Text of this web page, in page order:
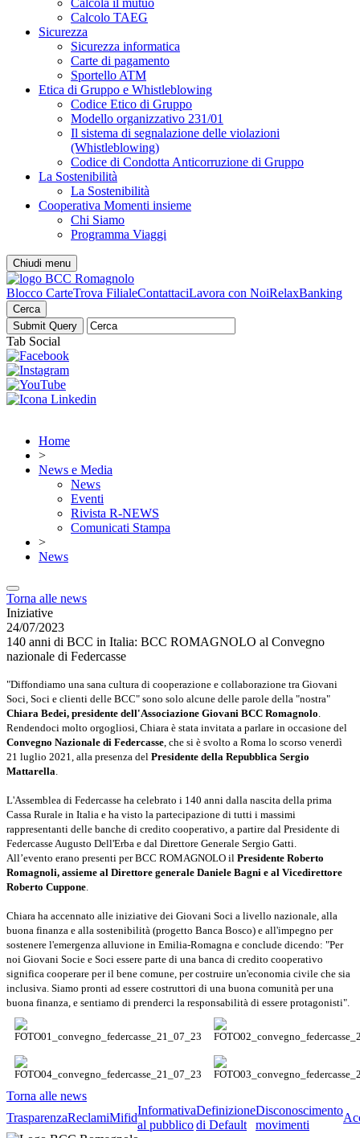
Calcola il mutuo
Calcolo TAEG
Sicurezza
Sicurezza informatica
Carte di pagamento
Sportello ATM
Etica di Gruppo e Whistleblowing
Codice Etico di Gruppo
Modello organizzativo 231/01
Il sistema di segnalazione delle violazioni
(Whistleblowing)
Codice di Condotta Anticorruzione di Gruppo
La Sostenibilità
La Sostenibilità
Cooperativa Momenti insieme
Chi Siamo
Programma Viaggi
Chiudi menu
Blocco CarteTrova FilialeContattaciLavora con NoiRelaxBanking
Cerca
Tab Social
Home
>
News e Media
News
Eventi
Rivista R-NEWS
Comunicati Stampa
>
News
Torna alle news
Iniziative
24/07/2023
140 anni di BCC in Italia: BCC ROMAGNOLO al Convegno
nazionale di Federcasse
"Diffondiamo una sana cultura di cooperazione e collaborazione tra Giovani
Soci, Soci e clienti delle BCC" sono solo alcune delle parole della "nostra"
Chiara Bedei, presidente dell'Associazione Giovani BCC Romagnolo.
Rendendoci molto orgogliosi, Chiara è stata invitata a parlare in occasione del
Convegno Nazionale di Federcasse, che si è svolto a Roma lo scorso venerdì
21 luglio 2021, alla presenza del Presidente della Repubblica Sergio
Mattarella.
L'Assemblea di Federcasse ha celebrato i 140 anni dalla nascita della prima
Cassa Rurale in Italia e ha visto la partecipazione di tutti i massimi
rappresentanti delle banche di credito cooperativo, a partire dal Presidente di
Federcasse Augusto Dell'Erba e dal Direttore Generale Sergio Gatti.
All’evento erano presenti per BCC ROMAGNOLO il Presidente Roberto
Romagnoli, assieme al Direttore generale Daniele Bagni e al Vicedirettore
Roberto Cuppone.
Chiara ha accennato alle iniziative dei Giovani Soci a livello nazionale, alla
buona finanza e alla sostenibilità (progetto Banca Bosco) e all'impegno per
sostenere l'emergenza alluvione in Emilia-Romagna e conclude dicendo: "Per
noi Giovani Socie e Soci essere parte di una banca di credito cooperativo
significa cooperare per il bene comune, per costruire un'economia civile che sia
inclusiva. Siamo pronti ad essere costruttori di una buona comunità per una
buona finanza, e sentiamo di prenderci la responsabilità di essere protagonisti".
Torna alle news
TrasparenzaReclamiMifid
Informativa
al pubblico
Definizione
di Default
Disconoscimento
movimenti